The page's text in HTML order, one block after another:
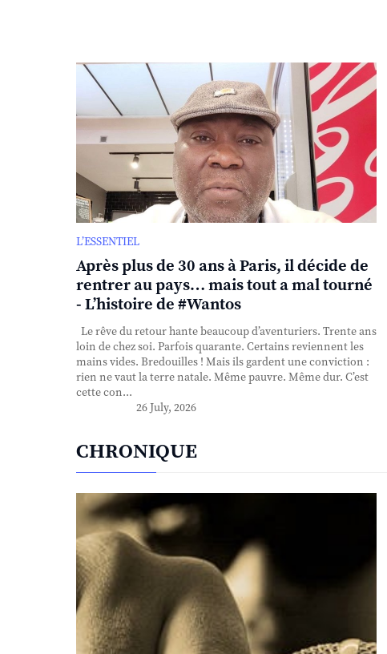
L’ESSENTIEL
Après plus de 30 ans à Paris, il décide de
rentrer au pays… mais tout a mal tourné
- L’histoire de #Wantos
Le rêve du retour hante beaucoup d’aventuriers. Trente ans
loin de chez soi. Parfois quarante. Certains reviennent les
mains vides. Bredouilles ! Mais ils gardent une conviction :
rien ne vaut la terre natale. Même pauvre. Même dur. C’est
cette con...
26 July, 2026
CHRONIQUE